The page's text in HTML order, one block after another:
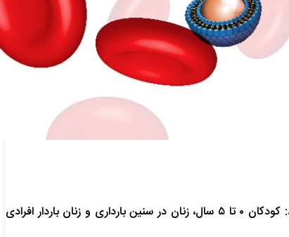
کم‌خونی یک مشکل جهانی است که حدود یک سوم جمعیت را تحت تاثیر قرار می‌دهد. این عارضه در همه مراحل زندگی ممکن است اتفاق بیفتد: کودکان ۰ تا ۵ سال، زنان در سنین بارداری و زنان باردار افرادی